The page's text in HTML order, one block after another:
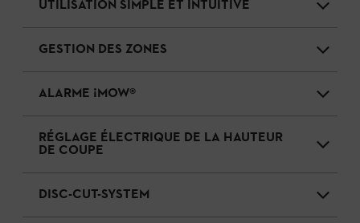
UTILISATION SIMPLE ET INTUITIVE
GESTION DES ZONES
ALARME ¡MOW®
RÉGLAGE ÉLECTRIQUE DE LA HAUTEUR
DE COUPE
DISC-CUT-SYSTEM